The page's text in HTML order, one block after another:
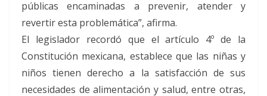
públicas encaminadas a prevenir, atender y
revertir esta problemática”, afirma.
El legislador recordó que el artículo 4º de la
Constitución mexicana, establece que las niñas y
niños tienen derecho a la satisfacción de sus
necesidades de alimentación y salud, entre otras,